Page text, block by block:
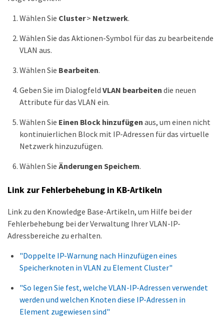
Wählen Sie Cluster> Netzwerk.
Wählen Sie das Aktionen-Symbol für das zu bearbeitende
VLAN aus.
Wählen Sie Bearbeiten.
Geben Sie im Dialogfeld VLAN bearbeiten die neuen
Attribute für das VLAN ein.
Wählen Sie Einen Block hinzufügen aus, um einen nicht
kontinuierlichen Block mit IP-Adressen für das virtuelle
Netzwerk hinzuzufügen.
Wählen Sie Änderungen Speichern.
Link zur Fehlerbehebung in KB-Artikeln
Link zu den Knowledge Base-Artikeln, um Hilfe bei der
Fehlerbehebung bei der Verwaltung Ihrer VLAN-IP-
Adressbereiche zu erhalten.
"Doppelte IP-Warnung nach Hinzufügen eines
Speicherknoten in VLAN zu Element Cluster"
"So legen Sie fest, welche VLAN-IP-Adressen verwendet
werden und welchen Knoten diese IP-Adressen in
Element zugewiesen sind"